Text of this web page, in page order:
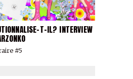
T-IL? INTERVIEW
#5